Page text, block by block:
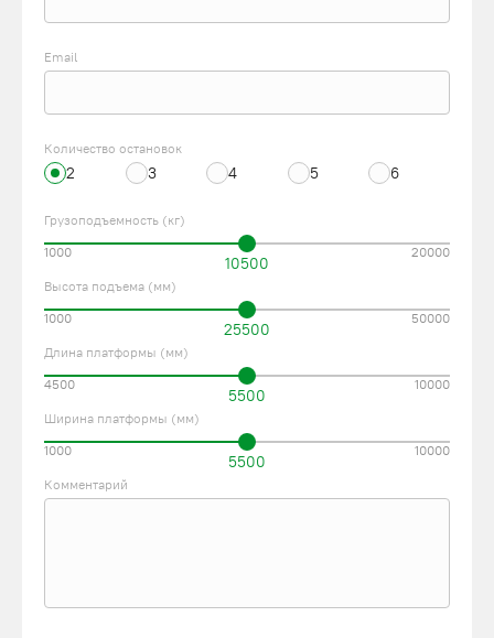
Email
Количество остановок
2 3 4 5 6
Грузоподъемность (кг)
10500
1000 20000
Высота подъема (мм)
25500
1000 50000
Длина платформы (мм)
5500
4500 10000
Ширина платформы (мм)
5500
1000 10000
Комментарий